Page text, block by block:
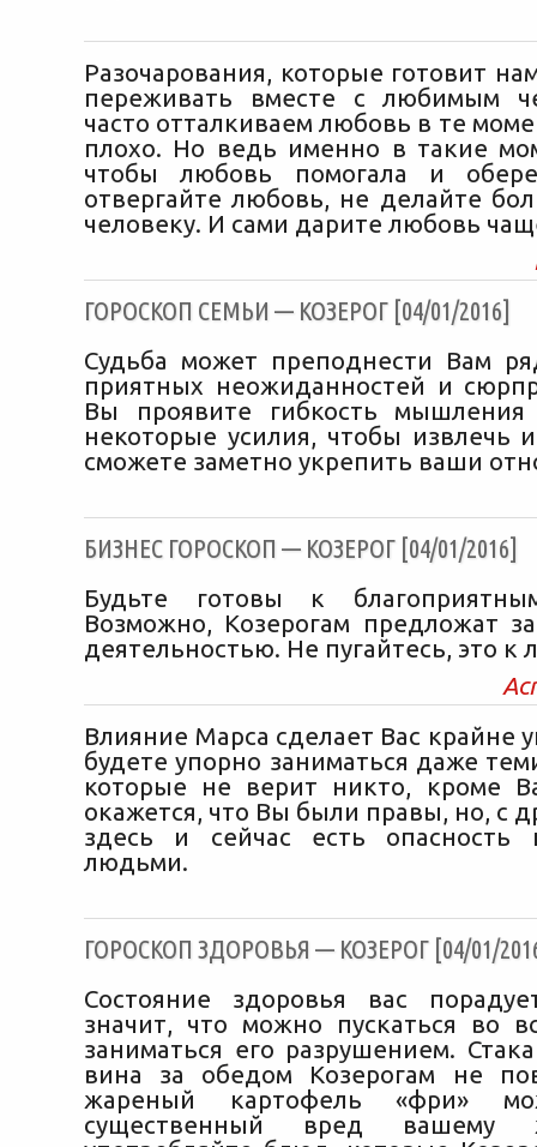
Разочарования, которые готовит
переживать вместе с любимым
часто отталкиваем любовь в те
плохо. Но ведь именно в такие
чтобы любовь помогала и
отвергайте любовь, не делайте
человеку. И сами дарите любовь
ГОРОСКОП СЕМЬИ — КОЗЕРОГ [04/01/2016]
Судьба может преподнести Вам
приятных неожиданностей и
Вы проявите гибкость
некоторые усилия, чтобы извлечь
сможете заметно укрепить ваши
БИЗНЕС ГОРОСКОП — КОЗЕРОГ [04/01/2016]
Будьте готовы к
Возможно, Козерогам предложат
деятельностью. Не пугайтесь, это к
Влияние Марса сделает Вас крайне
будете упорно заниматься даже
которые не верит никто, кроме
окажется, что Вы были правы, но, с
здесь и сейчас есть опасность
людьми.
ГОРОСКОП ЗДОРОВЬЯ — КОЗЕРОГ [04/01/
Состояние здоровья вас
значит, что можно пускаться во
заниматься его разрушением.
вина за обедом Козерогам не
жареный картофель «фри»
существенный вред вашему